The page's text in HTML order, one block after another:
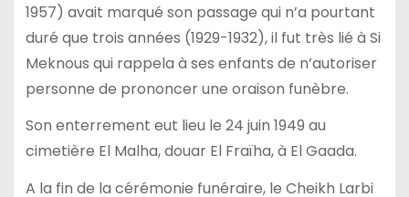
1957) avait marqué son passage qui n’a pourtant
duré que trois années (1929-1932), il fut très lié à Si
Meknous qui rappela à ses enfants de n’autoriser
personne de prononcer une oraison funèbre.
Son enterrement eut lieu le 24 juin 1949 au
cimetière El Malha, douar El Fraïha, à El Gaada.
A la fin de la cérémonie funéraire, le Cheikh Larbi